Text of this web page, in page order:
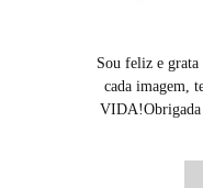
Sou feliz e
cada imagem,
VIDA!Obrigada